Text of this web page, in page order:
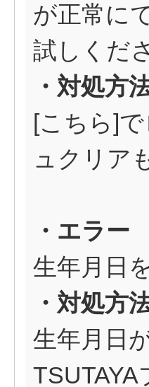
が正常に
試しくだ
・対処方
[こちら]
ュクリア
・エラー
生年月日
・対処方
生年月日